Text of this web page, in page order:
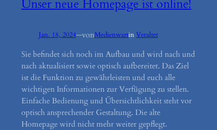
Unser neue Homepage ist online!
Jan. 18, 2024—vonMedienwartin Veraltet
Sie befindet sich noch im Aufbau und wird nach und
nach aktualisiert sowie optisch aufbereitet. Das Ziel
ist die Funktion zu gewährleisten und euch alle
wichtigen Informationen zur Verfügung zu stellen.
Einfache Bedienung und Übersichtlichkeit steht vor
optisch ansprechender Gestaltung. Die alte
Homepage wird nicht mehr weiter gepflegt.